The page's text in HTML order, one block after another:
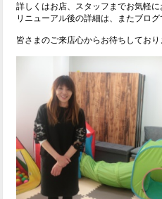
詳しくはお店、スタッフまでお気軽
リニューアル後の詳細は、またブロ
皆さまのご来店心からお待ちしており